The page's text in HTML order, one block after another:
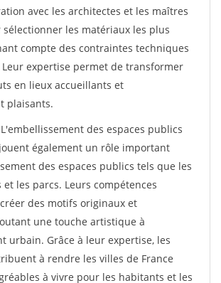
avec les architectes et les maîtres
les matériaux les plus
compte des contraintes techniques
expertise permet de transformer
en lieux accueillants et
plaisants.
des espaces publics
également un rôle important
des espaces publics tels que les
et les parcs. Leurs compétences
des motifs originaux et
une touche artistique à
urbain. Grâce à leur expertise, les
à rendre les villes de France
à vivre pour les habitants et les